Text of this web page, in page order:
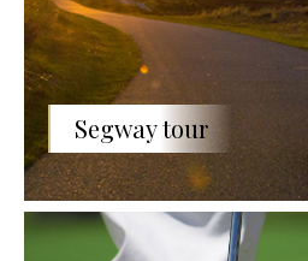
Segway tour